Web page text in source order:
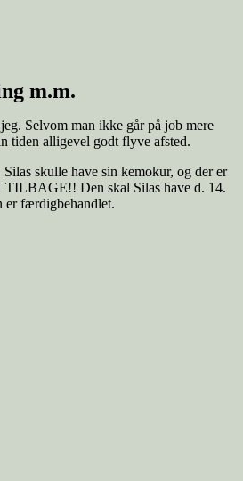
m.m.
Selvom man ikke går på job mere
tiden alligevel godt flyve afsted.
skulle have sin kemokur, og der er
Den skal Silas have d. 14.
er færdigbehandlet.